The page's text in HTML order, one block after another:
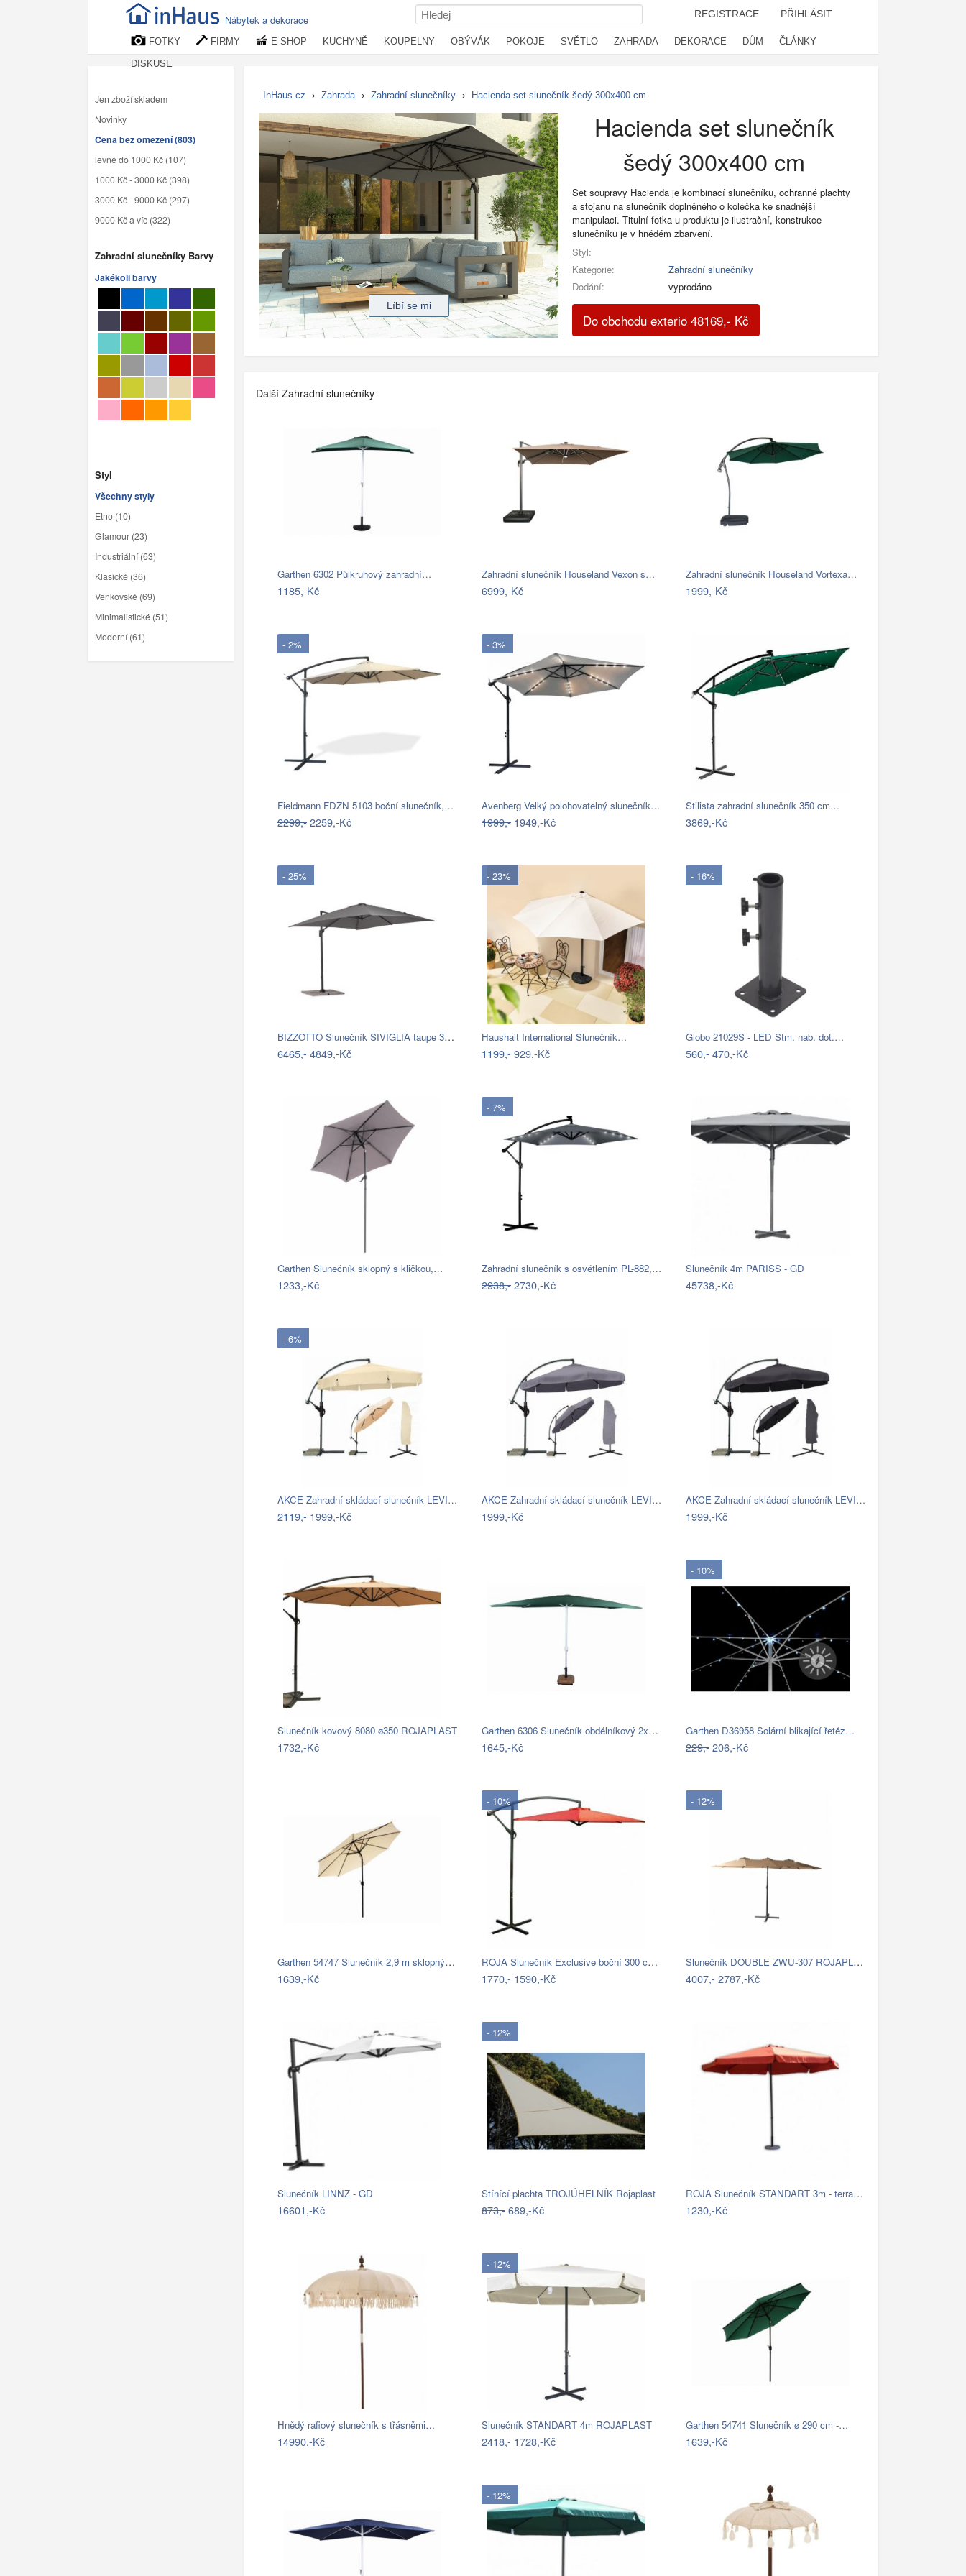
Nábytek a dekorace REGISTRACE PŘIHLÁSIT
FOTKY FIRMY E-SHOP KUCHYNĚ KOUPELNY OBÝVÁK POKOJE SVĚTLO ZAHRADA DEKORACE DŮM ČLÁNKY
DISKUSE
Jen zboží skladem
Novinky
Cena bez omezení (803)
levné do 1000 Kč (107)
1000 Kč - 3000 Kč (398)
3000 Kč - 9000 Kč (297)
9000 Kč a víc (322)
Zahradní slunečníky Barvy
Jakékoli barvy
Styl
Všechny styly
Etno (10)
Glamour (23)
Industriální (63)
Klasické (36)
Venkovské (69)
Minimalistické (51)
Moderní (61)
InHaus.cz › Zahrada › Zahradní slunečníky › Hacienda set slunečník šedý 300x400 cm
Hacienda set slunečník
šedý 300x400 cm
Set soupravy Hacienda je kombinací slunečníku, ochranné plachty
a stojanu na slunečník doplněného o kolečka ke snadnější
manipulaci. Titulní fotka u produktu je ilustrační, konstrukce
slunečníku je v hnědém zbarvení.
Styl:
Kategorie:
Zahradní slunečníky
Dodání:
vyprodáno
Do obchodu exterio 48169,- Kč
Další Zahradní slunečníky
Garthen 6302 Půlkruhový zahradní…
1185,-Kč
Zahradní slunečník Houseland Vexon s…
6999,-Kč
Zahradní slunečník Houseland Vortexa…
1999,-Kč
- 2%
Fieldmann FDZN 5103 boční slunečník,…
2299,-2259,-Kč
- 3%
Avenberg Velký polohovatelný slunečník…
1999,- 1949,-Kč
Stilista zahradní slunečník 350 cm…
3869,-Kč
- 25%
BIZZOTTO Slunečník SIVIGLIA taupe 3x3m
6465,-4849,-Kč
- 23%
Haushalt International Slunečník…
1199,-929,-Kč
- 16%
Globo 21029S - LED Stm. nab. dot.…
560,-470,-Kč
Garthen Slunečník sklopný s kličkou,…
1233,-Kč
- 7%
Zahradní slunečník s osvětlením PL-882,…
2938,-2730,-Kč
Slunečník 4m PARISS - GD
45738,-Kč
- 6%
AKCE Zahradní skládací slunečník LEVI…
2119,- 1999,-Kč
AKCE Zahradní skládací slunečník LEVI…
1999,-Kč
AKCE Zahradní skládací slunečník LEVI…
1999,-Kč
Slunečník kovový 8080 ø350 ROJAPLAST
1732,-Kč
Garthen 6306 Slunečník obdélníkový 2x3…
1645,-Kč
- 10%
Garthen D36958 Solární blikající řetěz…
229,-206,-Kč
Garthen 54747 Slunečník 2,9 m sklopný -…
1639,-Kč
- 10%
ROJA Slunečník Exclusive boční 300 cm -…
1770,- 1590,-Kč
- 12%
Slunečník DOUBLE ZWU-307 ROJAPLAST
4007,-2787,-Kč
Slunečník LINNZ - GD
16601,-Kč
- 12%
Stínící plachta TROJÚHELNÍK Rojaplast
873,-689,-Kč
ROJA Slunečník STANDART 3m - terracota
1230,-Kč
Hnědý rafiový slunečník s třásněmi…
14990,-Kč
- 12%
Slunečník STANDART 4m ROJAPLAST
2418,- 1728,-Kč
Garthen 54741 Slunečník ø 290 cm -…
1639,-Kč
- 12%